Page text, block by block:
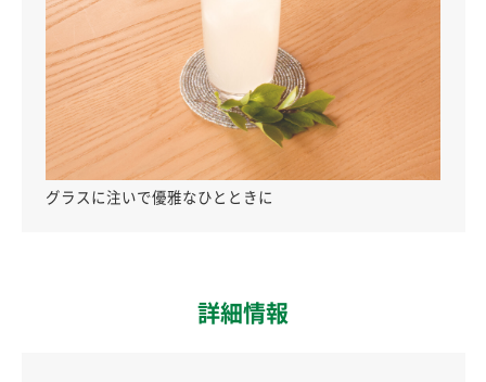
グラスに注いで優雅なひとときに
詳細情報